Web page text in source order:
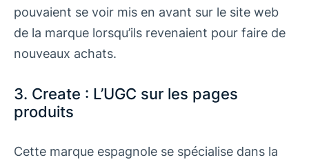
pouvaient se voir mis en avant sur le site web
de la marque lorsqu’ils revenaient pour faire de
nouveaux achats.
3. Create : L’UGC sur les pages
produits
Cette marque espagnole se spécialise dans la